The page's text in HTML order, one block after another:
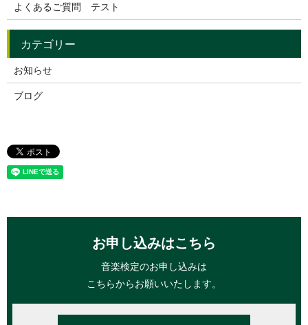
よくあるご質問 テスト
お知らせ
ブログ
お申し込みはこちら
音楽検定のお申し込みは
こちらからお願いいたします。